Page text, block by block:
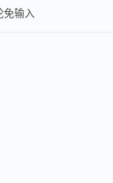
免输入